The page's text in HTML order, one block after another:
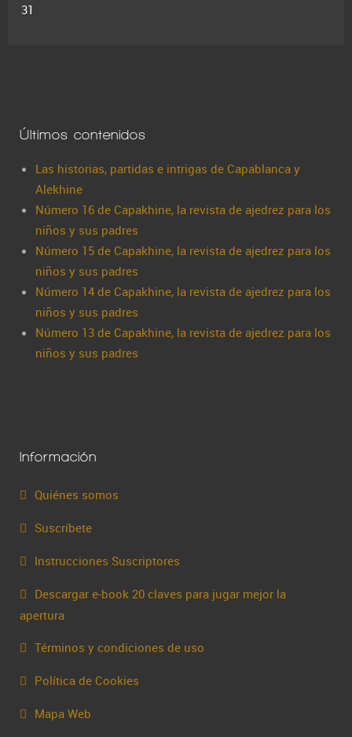
31
Últimos contenidos
Las historias, partidas e intrigas de Capablanca y
Alekhine
Número 16 de Capakhine, la revista de ajedrez para los
niños y sus padres
Número 15 de Capakhine, la revista de ajedrez para los
niños y sus padres
Número 14 de Capakhine, la revista de ajedrez para los
niños y sus padres
Número 13 de Capakhine, la revista de ajedrez para los
niños y sus padres
Información
Quiénes somos
Suscríbete
Instrucciones Suscriptores
Descargar e-book 20 claves para jugar mejor la
apertura
Términos y condiciones de uso
Política de Cookies
Mapa Web